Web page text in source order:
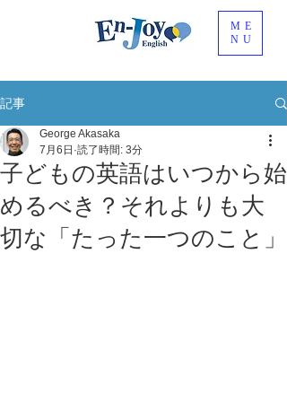
ME
NU
記事
子どもの英語はいつから始
めるべき？それよりも大
切な「たった一つのこと」
George Akasaka
7月6日 読了時間: 3分